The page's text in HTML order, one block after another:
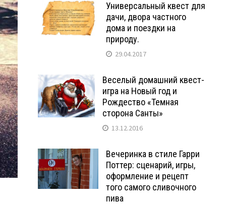
Универсальный квест для
дачи, двора частного
дома и поездки на
природу.
29.04.2017
Веселый домашний квест-
игра на Новый год и
Рождество «Темная
сторона Санты»
13.12.2016
Вечеринка в стиле Гарри
Поттер: сценарий, игры,
оформление и рецепт
того самого сливочного
пива